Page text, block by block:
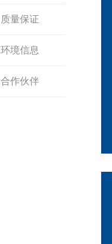
质量保证
环境信息
合作伙伴